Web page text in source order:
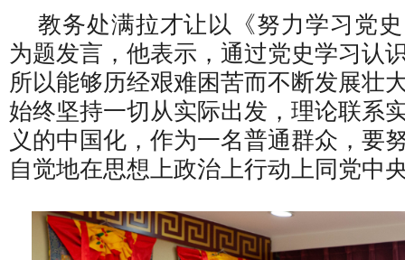
教务处满拉才让以《努力学习党
为题发言，他表示，通过党史学习认
所以能够历经艰难困苦而不断发展壮
始终坚持一切从实际出发，理论联系
义的中国化，作为一名普通群众，要
自觉地在思想上政治上行动上同党中